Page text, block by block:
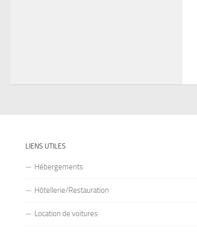
LIENS UTILES
Hébergements
Hôtellerie/Restauration
Location de voitures